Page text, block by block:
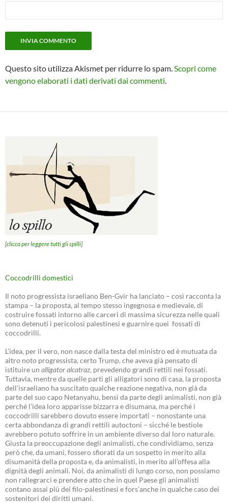
Questo sito utilizza Akismet per ridurre lo spam. Scopri come
vengono elaborati i dati derivati dai commenti
[clicca per leggere tutti gli spilli]
Coccodrilli domestici
Il noto progressista israeliano Ben-Gvir ha lanciato – così racconta la
stampa – la proposta, al tempo stesso ingegnosa e medievale, di
costruire fossati intorno alle carceri di massima sicurezza nelle quali
sono detenuti i pericolosi palestinesi e guarnire quei fossati di
coccodrilli.
L’idea, per il vero, non nasce dalla testa del ministro ed è mutuata da
altro noto progressista, certo Trump, che aveva già pensato di
istituire un alligator alcatraz, prevedendo grandi rettili nei fossati.
Tuttavia, mentre da quelle parti gli alligatori sono di casa, la proposta
dell’israeliano ha suscitato qualche reazione negativa, non già da
parte del suo capo Netanyahu, bensì da parte degli animalisti, non già
perché l’idea loro apparisse bizzarra e disumana, ma perché i
coccodrilli sarebbero dovuto essere importati – nonostante una
certa abbondanza di grandi rettili autoctoni – sicché le bestiole
avrebbero potuto soffrire in un ambiente diverso dal loro naturale.
Giusta la preoccupazione degli animalisti, che condividiamo, senza
però che, da umani, fossero sfiorati da un sospetto in merito alla
disumanità della proposta e, da animalisti, in merito all’offesa alla
dignità degli animali. Noi, da animalisti di lungo corso, non possiamo
non rallegrarci e prendere atto che in quel Paese gli animalisti
contano assai più dei filo-palestinesi e fors’anche in qualche caso dei
sostenitori dei diritti umani.